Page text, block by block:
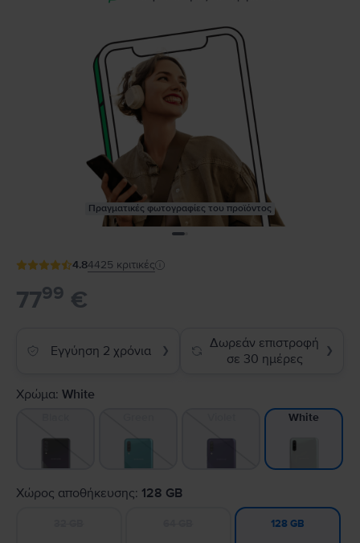
Πραγματικές φωτογραφίες του προϊόντος
4.84425 κριτικές
7799 €
Εγγύηση 2 χρόνια ❯
Δωρεάν επιστροφή
σε 30 ημέρες
❯
Χρώμα: White
White
Χώρος αποθήκευσης: 128 GB
128 GB